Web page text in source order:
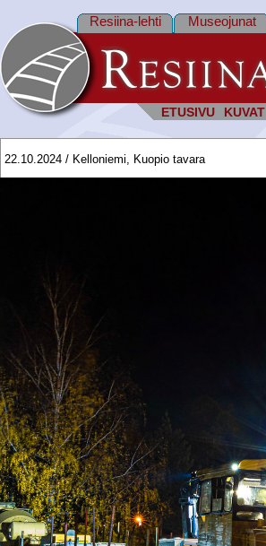
ETUSIVU KUVAT
Resiina-lehti Museojunat
22.10.2024 / Kelloniemi, Kuopio tavara